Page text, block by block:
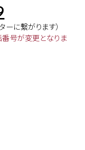
ーに繋がります）
号が変更となりま